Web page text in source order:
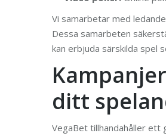
Vi samarbetar med
Dessa samarbeten
kan erbjuda särskilda spel
ditt
VegaBet tillhandahåller